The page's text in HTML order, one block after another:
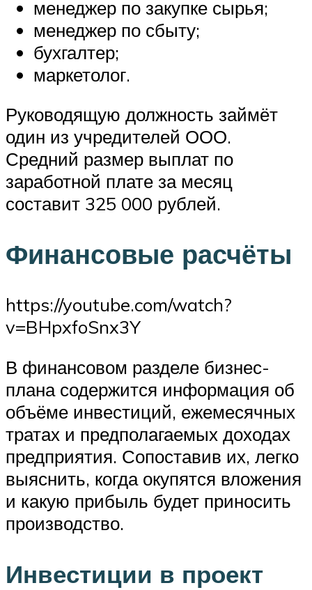
менеджер по закупке сырья;
менеджер по сбыту;
бухгалтер;
маркетолог.
Руководящую должность займёт
один из учредителей ООО.
Средний размер выплат по
заработной плате за месяц
составит 325 000 рублей.
Финансовые расчёты
https://youtube.com/watch?
v=BHpxfoSnx3Y
В финансовом разделе бизнес-
плана содержится информация об
объёме инвестиций, ежемесячных
тратах и предполагаемых доходах
предприятия. Сопоставив их, легко
выяснить, когда окупятся вложения
и какую прибыль будет приносить
производство.
Инвестиции в проект